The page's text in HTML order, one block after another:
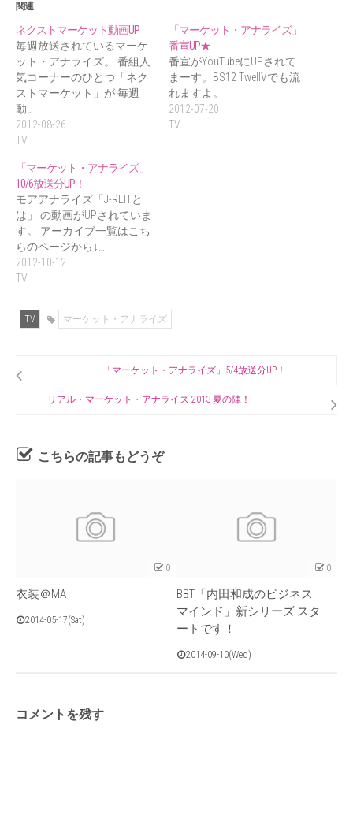
関連
ネクストマーケット動画UP
毎週放送されているマーケ
ット・アナライズ。 番組人
気コーナーのひとつ「ネク
ストマーケット」が 毎週
動…
2012-08-26
TV
「マーケット・アナライズ」
番宣UP★
番宣がYouTubeにUPされて
まーす。BS12 TwellVでも流
れますよ。
2012-07-20
TV
「マーケット・アナライズ」
10/6放送分UP！
モアアナライズ「J-REITと
は」 の動画がUPされていま
す。 アーカイブ一覧はこち
らのページから↓…
2012-10-12
TV
TV マーケット・アナライズ
「マーケット・アナライズ」5/4放送分UP！
リアル・マーケット・アナライズ 2013 夏の陣！
こちらの記事もどうぞ
0
衣装＠MA
2014-05-17(Sat)
0
BBT「内田和成のビジネス
マインド」新シリーズ スタ
ートです！
2014-09-10(Wed)
コメントを残す